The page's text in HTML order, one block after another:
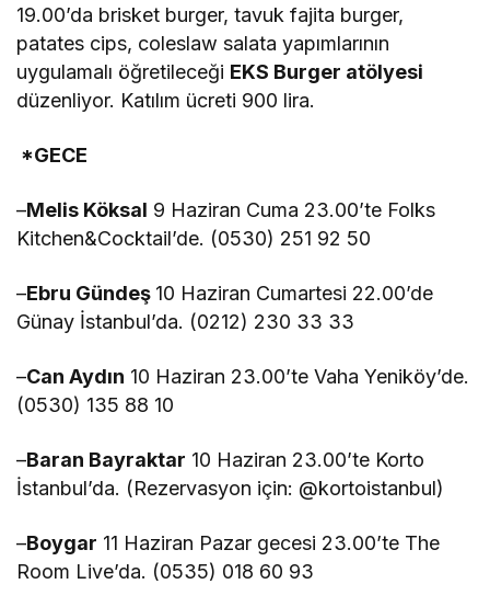
19.00’da brisket burger, tavuk fajita burger,
patates cips, coleslaw salata yapımlarının
uygulamalı öğretileceği EKS Burger atölyesi
düzenliyor. Katılım ücreti 900 lira.
*GECE
–Melis Köksal 9 Haziran Cuma 23.00’te Folks
Kitchen&Cocktail’de. (0530) 251 92 50
–Ebru Gündeş 10 Haziran Cumartesi 22.00’de
Günay İstanbul’da. (0212) 230 33 33
–Can Aydın 10 Haziran 23.00’te Vaha Yeniköy’de.
(0530) 135 88 10
–Baran Bayraktar 10 Haziran 23.00’te Korto
İstanbul’da. (Rezervasyon için: @kortoistanbul)
–Boygar 11 Haziran Pazar gecesi 23.00’te The
Room Live’da. (0535) 018 60 93